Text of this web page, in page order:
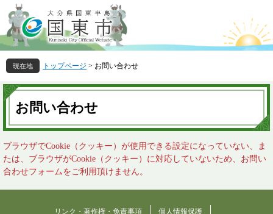
ー
ジ
の
先
頭
で
す
ニ
ュ
ー
を
飛
ば
し
へ
トップページ > お問い合わせ
本
文
お問い合わせ
ブラウザでCookie（クッキー）が使用できる設定になっていない、ま
たは、ブラウザがCookie（クッキー）に対応していないため、お問い
合わせフォームをご利用頂けません。
リンク・著作権・免責事項 個人情報保護